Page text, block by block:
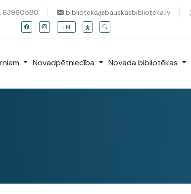
63960580 biblioteka@bauskasbiblioteka.lv
EN
Novadpētniecība Novada bibliotēkas